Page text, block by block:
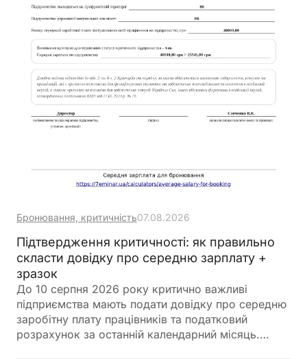
Бронювання, критичність07.08.2026
Підтвердження критичності: як правильно
скласти довідку про середню зарплату +
зразок
До 10 серпня 2026 року критично важливі
підприємства мають подати довідку про середню
заробітну плату працівників та податковий
розрахунок за останній календарний місяць.